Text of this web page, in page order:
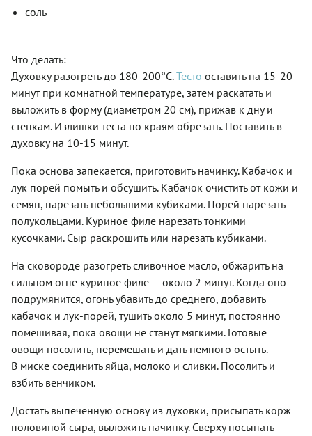
соль
Что делать:
Духовку разогреть до 180-200°С.Тесто оставить на 15-20
минут при комнатной температуре, затем раскатать и
выложить в форму (диаметром 20 см), прижав к дну и
стенкам. Излишки теста по краям обрезать. Поставить в
духовку на 10-15 минут.
Пока основа запекается, приготовить начинку. Кабачок и
лук порей помыть и обсушить. Кабачок очистить от кожи и
семян, нарезать небольшими кубиками. Порей нарезать
полукольцами. Куриное филе нарезать тонкими
кусочками. Сыр раскрошить или нарезать кубиками.
На сковороде разогреть сливочное масло, обжарить на
сильном огне куриное филе — около 2 минут. Когда оно
подрумянится, огонь убавить до среднего, добавить
кабачок и лук-порей, тушить около 5 минут, постоянно
помешивая, пока овощи не станут мягкими. Готовые
овощи посолить, перемешать и дать немного остыть.
В миске соединить яйца, молоко и сливки. Посолить и
взбить венчиком.
Достать выпеченную основу из духовки, присыпать корж
половиной сыра, выложить начинку. Сверху посыпать